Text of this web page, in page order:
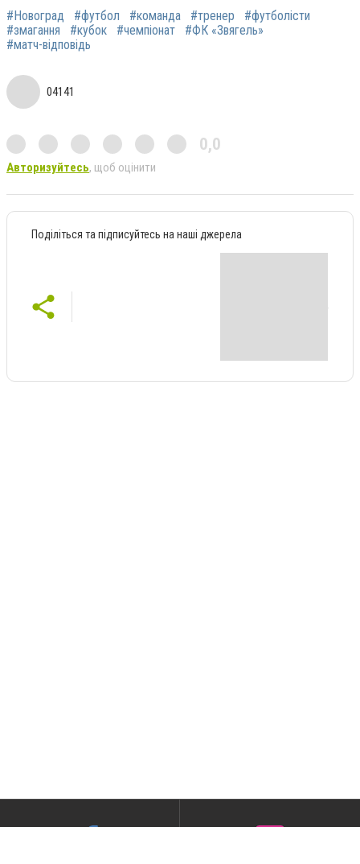
#Новоград
#футбол #команда #трeнер
#футбoлісти
#змaгання
#кубoк #чeмпіонат
#ФК «Звягeль»
#мaтч-відпoвідь
04141
0,0
Авторизуйтесь, щоб оцінити
Поділіться та підписуйтесь на наші джерела